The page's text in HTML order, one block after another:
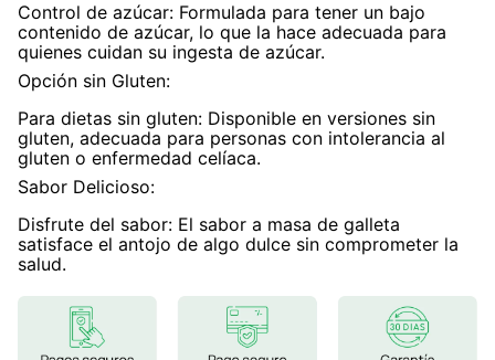
Control de azúcar: Formulada para tener un bajo
contenido de azúcar, lo que la hace adecuada para
quienes cuidan su ingesta de azúcar.
Opción sin Gluten:
Para dietas sin gluten: Disponible en versiones sin
gluten, adecuada para personas con intolerancia al
gluten o enfermedad celíaca.
Sabor Delicioso:
Disfrute del sabor: El sabor a masa de galleta
satisface el antojo de algo dulce sin comprometer la
salud.